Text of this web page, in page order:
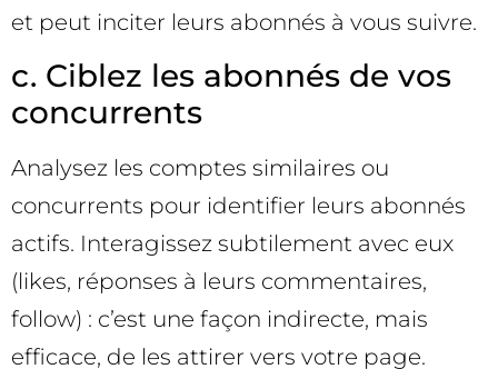
et peut inciter leurs abonnés à vous suivre.
c. Ciblez les abonnés de vos
concurrents
Analysez les comptes similaires ou
concurrents pour identifier leurs abonnés
actifs. Interagissez subtilement avec eux
(likes, réponses à leurs commentaires,
follow) : c’est une façon indirecte, mais
efficace, de les attirer vers votre page.